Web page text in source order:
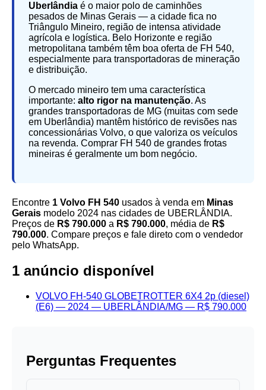
Uberlândia é o maior polo de caminhões
pesados de Minas Gerais — a cidade fica no
Triângulo Mineiro, região de intensa atividade
agrícola e logística. Belo Horizonte e região
metropolitana também têm boa oferta de FH 540,
especialmente para transportadoras de mineração
e distribuição.
O mercado mineiro tem uma característica
importante: alto rigor na manutenção. As
grandes transportadoras de MG (muitas com sede
em Uberlândia) mantêm histórico de revisões nas
concessionárias Volvo, o que valoriza os veículos
na revenda. Comprar FH 540 de grandes frotas
mineiras é geralmente um bom negócio.
Encontre 1 Volvo FH 540 usados à venda em Minas
Gerais modelo 2024 nas cidades de UBERLÂNDIA.
Preços de R$ 790.000 a R$ 790.000, média de R$
790.000. Compare preços e fale direto com o vendedor
pelo WhatsApp.
1 anúncio disponível
VOLVO FH-540 GLOBETROTTER 6X4 2p (diesel)
(E6) — 2024 — UBERLÂNDIA/MG — R$ 790.000
Perguntas Frequentes